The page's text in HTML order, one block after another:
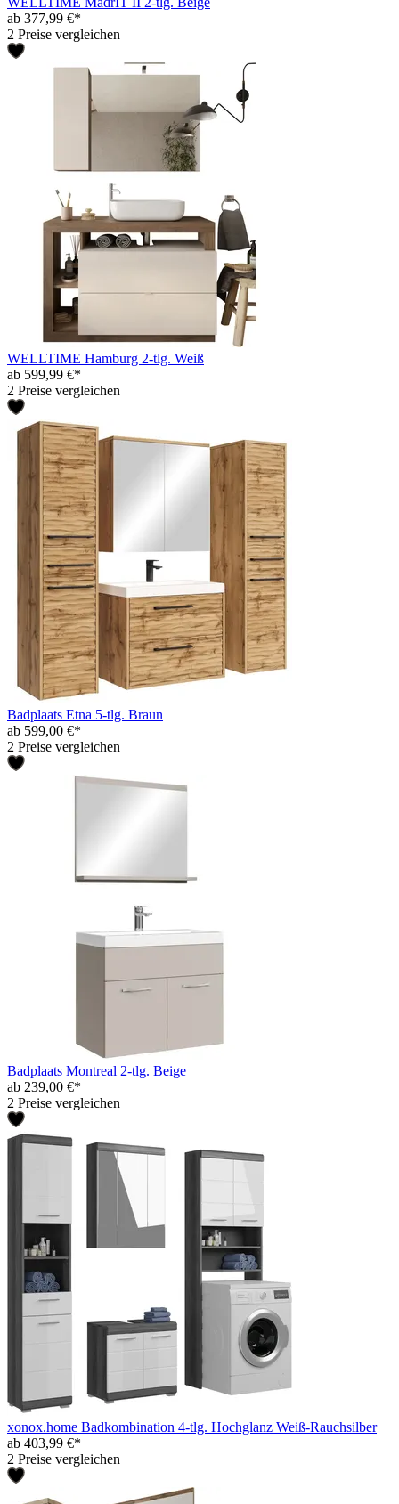
ab 377,99 €*
2 Preise vergleichen
WELLTIME Hamburg 2-tlg. Weiß
ab 599,99 €*
2 Preise vergleichen
Badplaats Etna 5-tlg. Braun
ab 599,00 €*
2 Preise vergleichen
Badplaats Montreal 2-tlg. Beige
ab 239,00 €*
2 Preise vergleichen
xonox.home Badkombination 4-tlg. Hochglanz Weiß-Rauchsilber
ab 403,99 €*
2 Preise vergleichen